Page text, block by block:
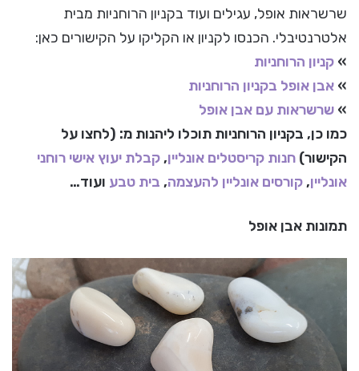
שרשראות אופל, עגילים ועוד בקניון הרוחניות מבית
אלטרנטיבלי. הכנסו לקניון או הקליקו על הקישורים כאן:
» קניון הרוחניות
» אבן אופל בקניון הרוחניות
» שרשראות עם אבן אופל
כמו כן, בקניון הרוחניות תוכלו ליהנות מ: (לחצו על
הקישור) חנות קריסטלים אונליין,קבלת יעוץ אישי רוחני
אונליין,קורסים אונליין להעצמה, בית טבע ועוד…
תמונות אבן אופל